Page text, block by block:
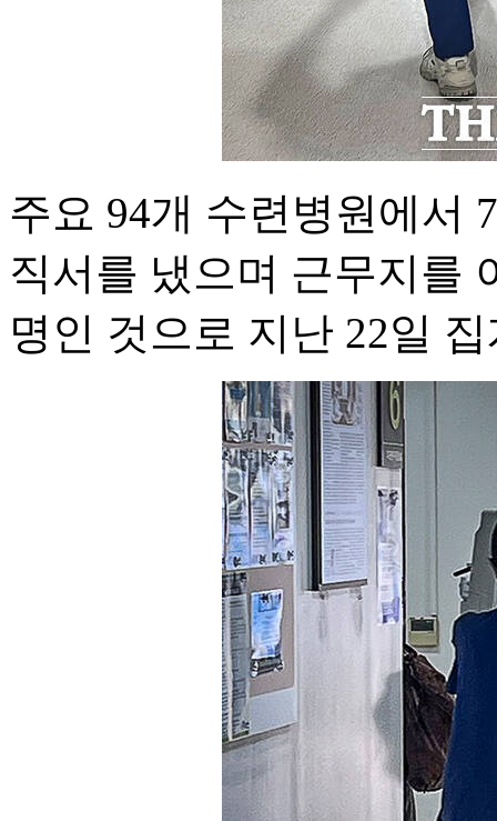
주요 94개 수련병원에서
직서를 냈으며 근무지를
명인 것으로 지난 22일